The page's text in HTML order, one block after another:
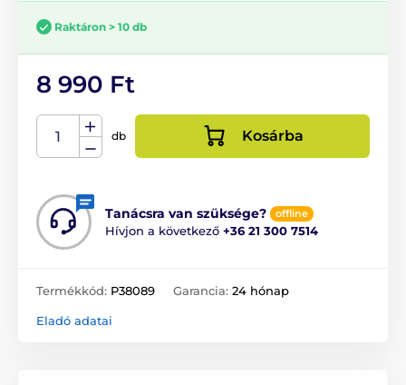
Raktáron > 10 db
8 990 Ft
db Kosárba
Tanácsra van szüksége? offline
Hívjon a következő +36 21 300 7514
Termékkód: P38089 Garancia: 24 hónap
Eladó adatai